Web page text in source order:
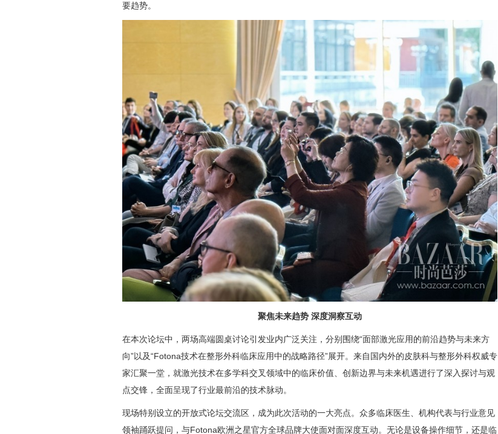
要趋势。
聚焦未来趋势 深度洞察互动
在本次论坛中，两场高端圆桌讨论引发业内广泛关注，分别围绕“面部激光应用的前沿趋势与未来方
向”以及“Fotona技术在整形外科临床应用中的战略路径”展开。来自国内外的皮肤科与整形外科权威专
家汇聚一堂，就激光技术在多学科交叉领域中的临床价值、创新边界与未来机遇进行了深入探讨与观
点交锋，全面呈现了行业最前沿的技术脉动。
现场特别设立的开放式论坛交流区，成为此次活动的一大亮点。众多临床医生、机构代表与行业意见
领袖踊跃提问，与Fotona欧洲之星官方全球品牌大使面对面深度互动。无论是设备操作细节，还是临